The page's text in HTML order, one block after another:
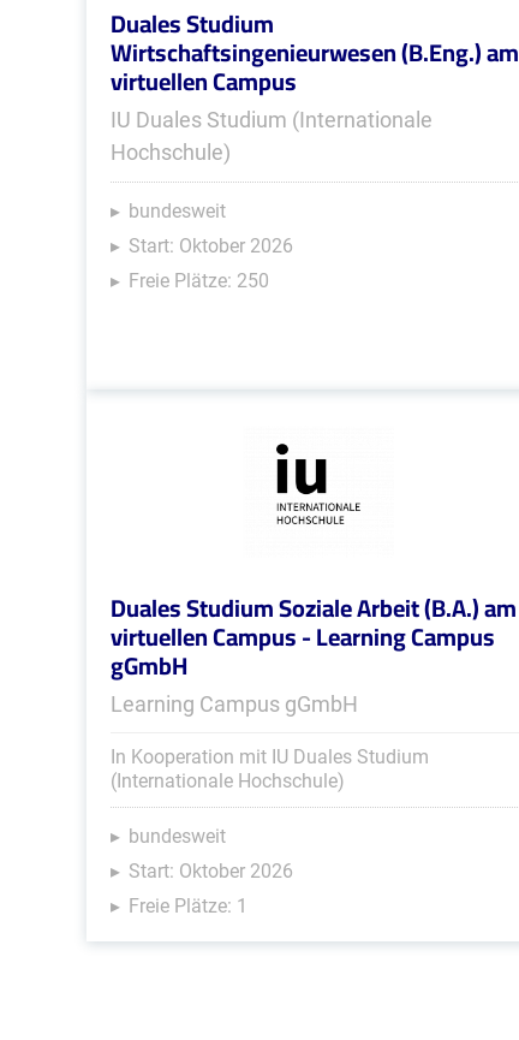
Duales Studium
Wirtschaftsingenieurwesen (B.Eng.) am
virtuellen Campus
IU Duales Studium (Internationale
Hochschule)
bundesweit
Start: Oktober 2026
Freie Plätze: 250
Duales Studium Soziale Arbeit (B.A.) am
virtuellen Campus - Learning Campus
gGmbH
Learning Campus gGmbH
In Kooperation mit IU Duales Studium
(Internationale Hochschule)
bundesweit
Start: Oktober 2026
Freie Plätze: 1